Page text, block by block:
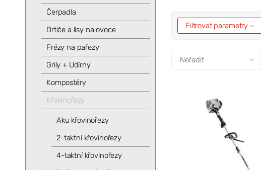
Čerpadla
Drtiče a lisy na ovoce
Frézy na pařezy
Grily + Udírny
Kompostéry
Křovinořezy
Aku křovinořezy
2-taktní křovinořezy
4-taktní křovinořezy
Filtrovat parametry